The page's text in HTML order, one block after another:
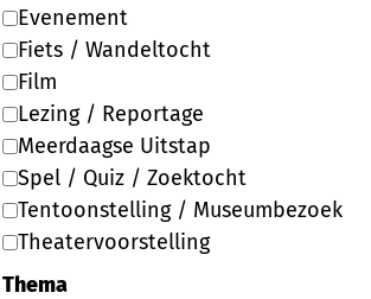
Evenement
Fiets / Wandeltocht
Film
Lezing / Reportage
Meerdaagse Uitstap
Spel / Quiz / Zoektocht
Tentoonstelling / Museumbezoek
Theatervoorstelling
Thema